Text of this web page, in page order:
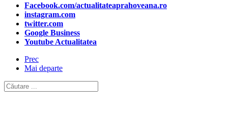
Facebook.com/actualitateaprahoveana.ro
instagram.com
twitter.com
Google Business
Youtube Actualitatea
Prec
Mai departe